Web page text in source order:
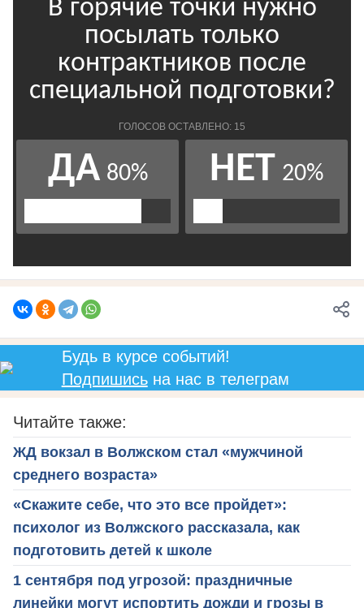
Будь в курсе событий!
Подпишисьна нас в телеграм
Читайте также:
ЖД вокзал в Волжском стал «мужчиной
среднего возраста»
«Скажите себе, что это все пройдет»:
психолог из Волжского рассказала, как
подготовить детей к школе
1 сентября под угрозой: праздничные
линейки могут испортить дожди и грозы в